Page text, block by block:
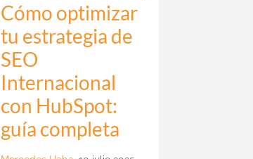
Cómo optimizar
tu estrategia de
SEO
Internacional
con HubSpot:
guía completa